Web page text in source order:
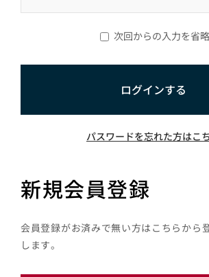
次回からの入力を省略
ログインする
パスワードを忘れた方はこ
新規会員登録
会員登録がお済みで無い方はこちらから
します。